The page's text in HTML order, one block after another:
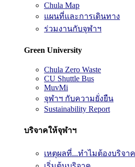
Chula Map
แผนที่และการเดินทาง
ร่วมงานกับจุฬาฯ
Green University
Chula Zero Waste
CU Shuttle Bus
MuvMi
จุฬาฯ กับความยั่งยืน
Sustainability Report
บริจาคให้จุฬาฯ
เหตุผลที่...ทำไมต้องบริจา